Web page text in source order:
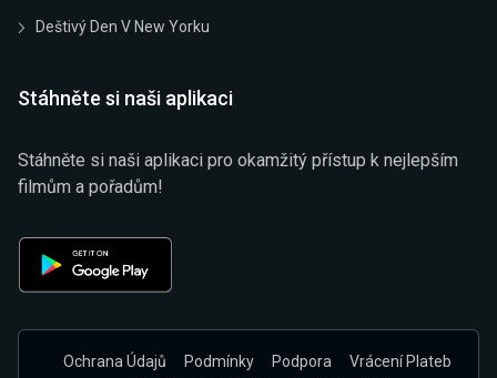
Deštivý Den V New Yorku
Stáhněte si naši aplikaci
Stáhněte si naši aplikaci pro okamžitý přístup k nejlepším
filmům a pořadům!
Ochrana Údajů Podmínky Podpora
Vrácení Plateb